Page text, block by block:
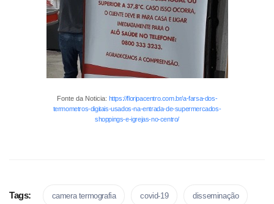
Fonte da Noticia: https://floripacentro.com.br/a-farsa-dos-
termometros-digitais-usados-na-entrada-de-supermercados-
shoppings-e-igrejas-no-centro/
Tags: camera termografia covid-19 disseminação